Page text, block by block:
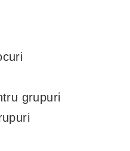
grupuri